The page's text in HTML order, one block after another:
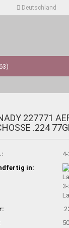
Deutschland
227771
.224
in: